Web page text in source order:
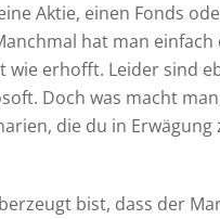
Aktie, einen Fonds
hat man einfach
erhofft. Leider sind
Doch was macht
die du in Erwägung
bist, dass der